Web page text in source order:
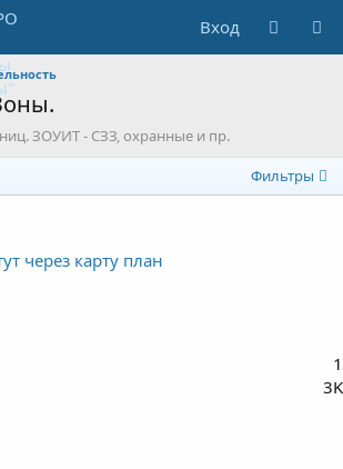
Вход
ЗОУИТ - СЗЗ, охранные и пр.
Фильтры
через карту план
1
3K